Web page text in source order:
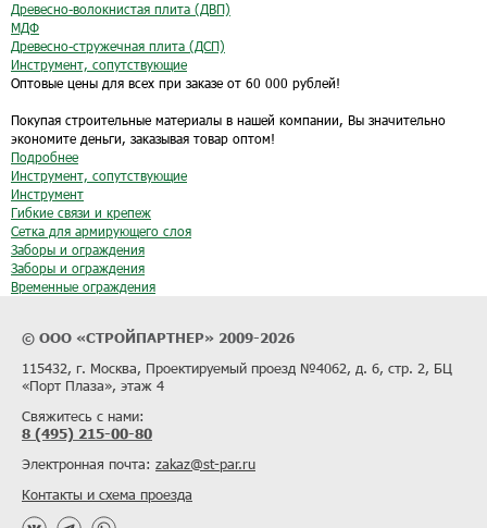
Древесно-волокнистая плита (ДВП)
МДФ
Древесно-стружечная плита (ДСП)
Инструмент, сопутствующие
Оптовые цены для всех при заказе от 60 000 рублей!
Покупая строительные материалы в нашей компании, Вы значительно
экономите деньги, заказывая товар оптом!
Подробнее
Инструмент, сопутствующие
Инструмент
Гибкие связи и крепеж
Сетка для армирующего слоя
Заборы и ограждения
Заборы и ограждения
Временные ограждения
© ООО «СТРОЙПАРТНЕР» 2009-2026
115432, г. Москва, Проектируемый проезд №4062, д. 6, стр. 2, БЦ
«Порт Плаза», этаж 4
Свяжитесь с нами:
8 (495) 215-00-80
Электронная почта: zakaz@st-par.ru
Контакты и схема проезда